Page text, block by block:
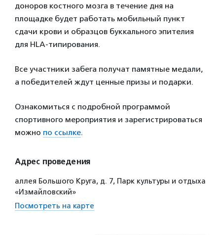
доноров костного мозга в течение дня на
площадке будет работать мобильный пункт
сдачи крови и образцов буккального эпителия
для HLA-типирования.
Все участники забега получат памятные медали,
а победителей ждут ценные призы и подарки.
Ознакомиться с подробной программой
спортивного мероприятия и зарегистрироваться
можно по ссылке.
Адрес проведения
аллея Большого Круга, д. 7, Парк культуры и отдыха
«Измайловский»
Посмотреть на карте